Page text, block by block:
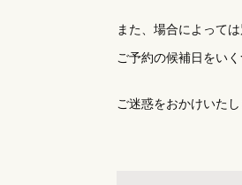
また、場合によって
ご予約の候補日をい
ご迷惑をおかけいた